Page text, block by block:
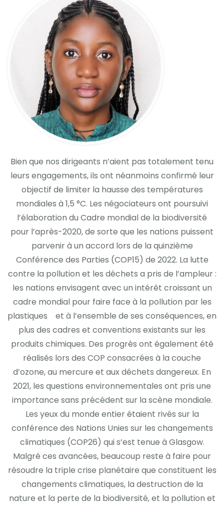
Bien que nos dirigeants n’aient pas totalement tenu
leurs engagements, ils ont néanmoins confirmé leur
objectif de limiter la hausse des températures
mondiales à 1,5 °C. Les négociateurs ont poursuivi
l’élaboration du Cadre mondial de la biodiversité
pour l’après-2020, de sorte que les nations puissent
parvenir à un accord lors de la quinzième
Conférence des Parties (COP15) de 2022. La lutte
contre la pollution et les déchets a pris de l’ampleur :
les nations envisagent avec un intérêt croissant un
cadre mondial pour faire face à la pollution par les
plastiques et à l’ensemble de ses conséquences, en
plus des cadres et conventions existants sur les
produits chimiques. Des progrès ont également été
réalisés lors des COP consacrées à la couche
d’ozone, au mercure et aux déchets dangereux. En
2021, les questions environnementales ont pris une
importance sans précédent sur la scène mondiale.
Les yeux du monde entier étaient rivés sur la
conférence des Nations Unies sur les changements
climatiques (COP26) qui s’est tenue à Glasgow.
Malgré ces avancées, beaucoup reste à faire pour
résoudre la triple crise planétaire que constituent les
changements climatiques, la destruction de la
nature et la perte de la biodiversité, et la pollution et